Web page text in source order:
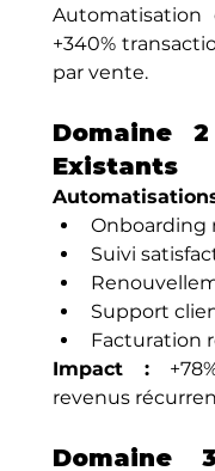
+340%
par vente.
Domaine
Existants
Onboarding
Suivi
Support
Facturation
Impact :
revenus